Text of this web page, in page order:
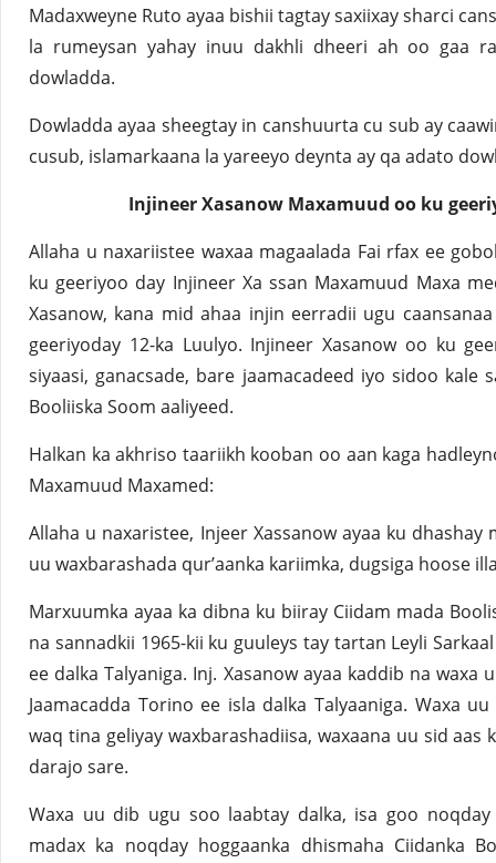
Madaxweyne Ruto ayaa bishii tagtay saxiixay sharci
la rumeysan yahay inuu dakhli dheeri ah oo gaa
dowladda.
Dowladda ayaa sheegtay in canshuurta cu sub ay
cusub, islamarkaana la yareeyo deynta ay qa adato
Injineer Xasanow Maxamuud oo ku
Allaha u naxariistee waxaa magaalada Fai rfax ee
ku geeriyoo day Injineer Xa ssan Maxamuud Maxa
Xasanow, kana mid ahaa injin eerradii ugu
geeriyoday 12-ka Luulyo. Injineer Xasanow oo ku
siyaasi, ganacsade, bare jaamacadeed iyo sidoo kale
Booliiska Soom aaliyeed.
Halkan ka akhriso taariikh kooban oo aan kaga
Maxamuud Maxamed:
Allaha u naxaristee, Injeer Xassanow ayaa ku
uu waxbarashada qur’aanka kariimka, dugsiga hoose
Marxuumka ayaa ka dibna ku biiray Ciidam mada
na sannadkii 1965-kii ku guuleys tay tartan Leyli
ee dalka Talyaniga. Inj. Xasanow ayaa kaddib na waxa
Jaamacadda Torino ee isla dalka Talyaaniga. Waxa
waq tina geliyay waxbarashadiisa, waxaana uu sid
darajo sare.
Waxa uu dib ugu soo laabtay dalka, isa goo
madax ka noqday hoggaanka dhismaha Ciidanka